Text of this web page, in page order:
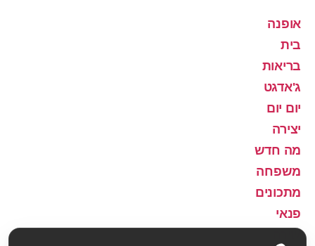
אופנה
בית
בריאות
ג'אדגט
יום יום
יצירה
מה חדש
משפחה
מתכונים
פנאי